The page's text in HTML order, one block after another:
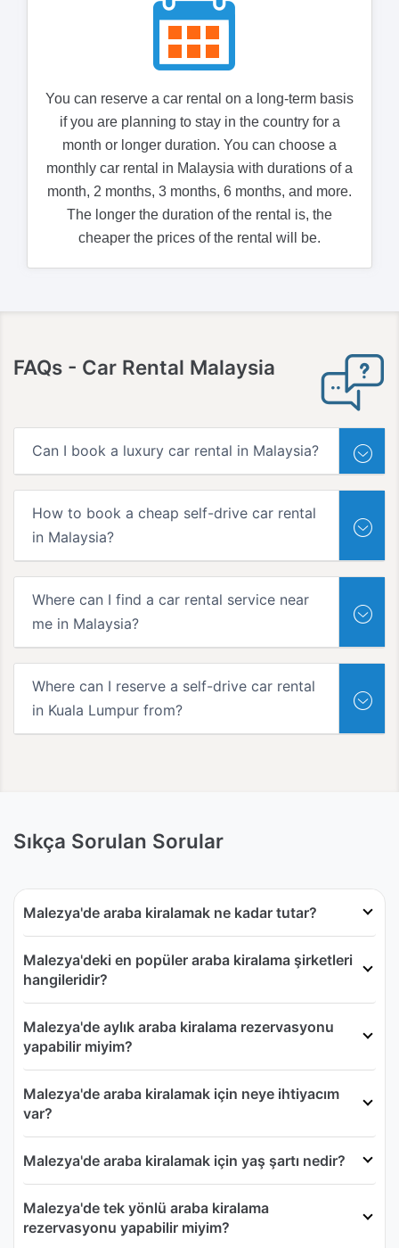
You can reserve a car rental on a long-term basis
if you are planning to stay in the country for a
month or longer duration. You can choose a
monthly car rental in Malaysia with durations of a
month, 2 months, 3 months, 6 months, and more.
The longer the duration of the rental is, the
cheaper the prices of the rental will be.
FAQs - Car Rental Malaysia
Can I book a luxury car rental in Malaysia?
How to book a cheap self-drive car rental
in Malaysia?
Where can I find a car rental service near
me in Malaysia?
Where can I reserve a self-drive car rental
in Kuala Lumpur from?
Sıkça Sorulan Sorular
Malezya'de araba kiralamak ne kadar tutar?
Malezya'deki en popüler araba kiralama şirketleri
hangileridir?
Malezya'de aylık araba kiralama rezervasyonu
yapabilir miyim?
Malezya'de araba kiralamak için neye ihtiyacım
var?
Malezya'de araba kiralamak için yaş şartı nedir?
Malezya'de tek yönlü araba kiralama
rezervasyonu yapabilir miyim?